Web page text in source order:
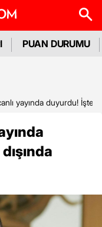
PUAN DURUMU
yayında duyurdu! İşte